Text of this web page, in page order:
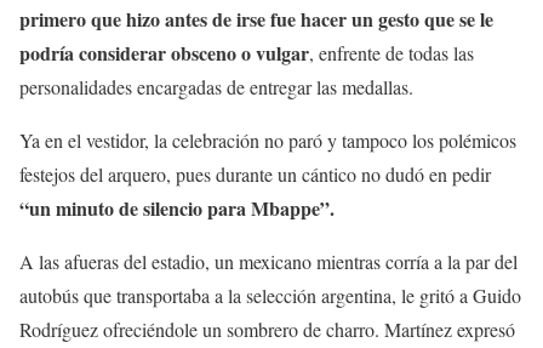
primero que hizo antes de irse fue hacer un gesto que se le
podría considerar obsceno o vulgar, enfrente de todas las
personalidades encargadas de entregar las medallas.
Ya en el vestidor, la celebración no paró y tampoco los polémicos
festejos del arquero, pues durante un cántico no dudó en pedir
“un minuto de silencio para Mbappe”.
A las afueras del estadio, un mexicano mientras corría a la par del
autobús que transportaba a la selección argentina, le gritó a Guido
Rodríguez ofreciéndole un sombrero de charro. Martínez expresó